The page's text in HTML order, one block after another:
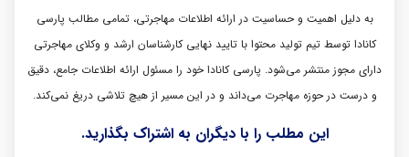
به دلیل اهمیت و حساسیت در ارائه اطلاعات مهاجرتی، تمامی مطالب پارسی
کانادا توسط تیم تولید محتوا با تایید نهایی کارشناسان ارشد و وکلای مهاجرتی
دارای مجوز منتشر می‌شود. پارسی کانادا خود را مسئول ارائه اطلاعات جامع، دقیق
و درست در حوزه مهاجرت می‌داند و در این مسیر از هیچ تلاشی دریغ نمی‌کند.
این مطلب را با دیگران به اشتراک بگذارید.